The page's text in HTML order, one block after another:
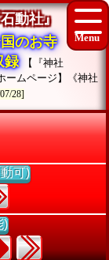
動社』
のお寺
録
【『神社
ームページ】《神社
28]
可)
)